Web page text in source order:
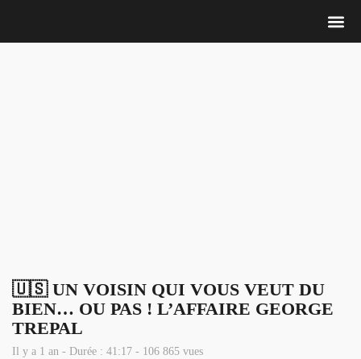
🇺🇸 UN VOISIN QUI VOUS VEUT DU
BIEN… OU PAS ! L’AFFAIRE GEORGE
TREPAL
Il y a 1 an - Durée : 41:17 - 106 865 vues